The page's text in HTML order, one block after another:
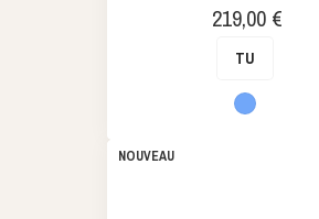
Prix
219,00 €
TU
Bleu
NOUVEAU